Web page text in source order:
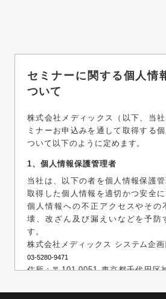
セミナーに関する個人情
ついて
株式会社メディックス（以下、当
ミナーお申込みを通して取得する
ついて以下のように定めます。
1、個人情報保護管理者
当社は、以下の者を個人情報保護管
取得した個人情報を適切かつ安全
個人情報への不正アクセスやその
壊、改ざん及び漏えいなどを予防
す。
株式会社メディックス システム企
03-5280-9471
住所：〒101-0051 東京都千代田